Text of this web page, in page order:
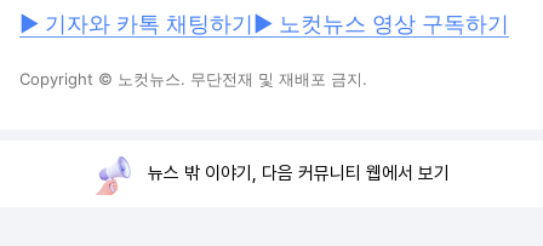
▶ 기자와 카톡 채팅하기 ▶ 노컷뉴스 영상 구독하기
Copyright © 노컷뉴스. 무단전재 및 재배포 금지.
뉴스 밖 이야기, 다음 커뮤니티 웹에서 보기